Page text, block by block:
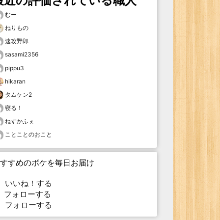
むー
ねりもの
速攻野郎
sasami2356
pippu3
hikaran
タムケン2
寝る！
ねすかふぇ
ことことのおこと
すめのボケを毎日お届け
いいね！する
ォローする
フォローする